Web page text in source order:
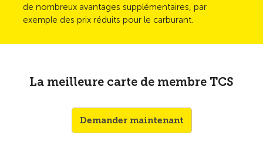
de nombreux avantages supplémentaires, par
exemple des prix réduits pour le carburant.
La meilleure carte de membre TCS
Demander maintenant